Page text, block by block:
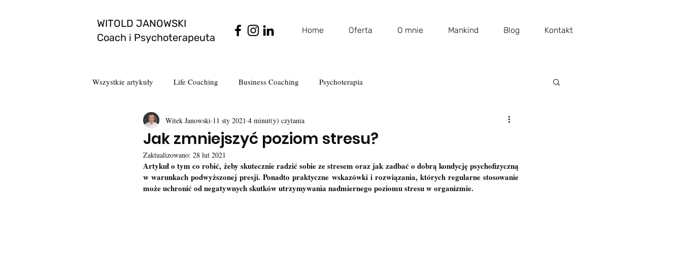
WITOLD JANOWSKI
Coach i Psychoterapeuta
Home Oferta O mnie Mankind Blog Kontakt
Wszystkie artykuły Life Coaching Business Coaching Psychoterapia
Jak zmniejszyć poziom stresu?
Witek Janowski 11 sty 2021 4 minut(y) czytania
Zaktualizowano: 28 lut 2021
Artykuł o tym co robić, żeby skutecznie radzić sobie ze stresem oraz jak zadbać o dobrą kondycję psychofizyczną
w warunkach podwyższonej presji. Ponadto praktyczne wskazówki i rozwiązania, których regularne stosowanie
może uchronić od negatywnych skutków utrzymywania nadmiernego poziomu stresu w organizmie.